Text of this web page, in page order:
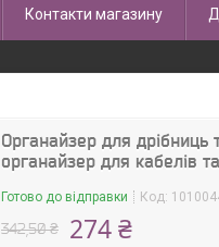
Контакти магазину
Органайзер для
органайзер для кабелів
Готово до відправки Код:
342,50 ₴ 274 ₴